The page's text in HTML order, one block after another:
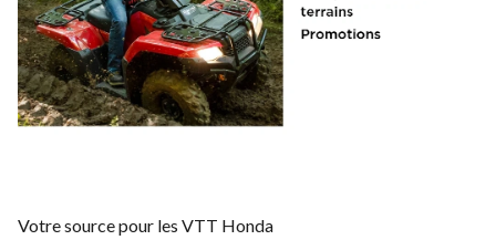
Votre source pour les VTT Honda